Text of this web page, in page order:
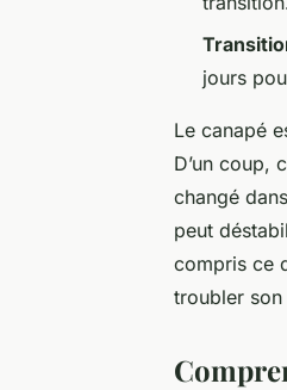
jours
Le canapé
D’un coup,
changé
peut
compris ce
troubler